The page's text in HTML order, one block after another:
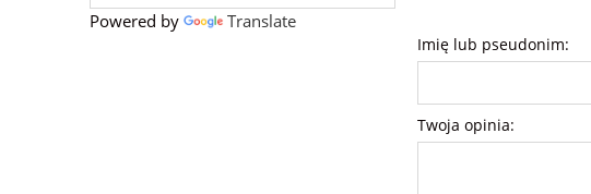
Powered by Translate
Imię lub pseudonim:
Twoja opinia: